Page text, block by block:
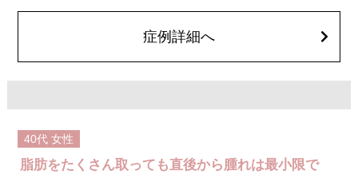
顔の脂肪吸引箇所の追加 1ヶ所ごと+162,800円(税込)
オプション：笑気麻酔 3,300円(税込)
症例詳細へ
40代 女性
脂肪をたくさん取っても直後から腫れは最小限で